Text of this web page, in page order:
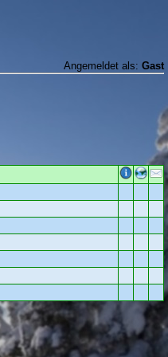
Angemeldet als: Gast